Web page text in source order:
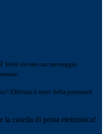
Verrà inviato un messaggio
Effettua il reset della password
casella di posta elettronica!